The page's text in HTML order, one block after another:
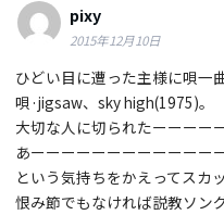
pixy
2015年12月10日
ひどい目に遭った主様に唄一
唄·jigsaw、sky high(1975)。
大切な人に切られたーーーー
あーーーーーーーーーーーー
という気持ちをかえってスカ
恨み節でもなければ説教ソン